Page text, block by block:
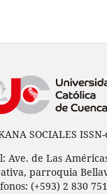
SOCIALES
Ave. de Las
parroquia
(+593) 2 830